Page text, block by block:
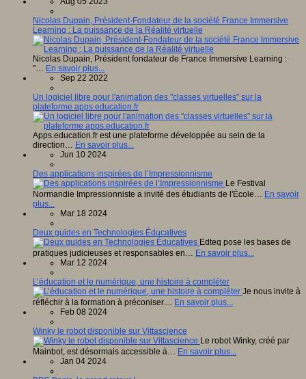
Nicolas Dupain, Président-Fondateur de la société France Immersive
Learning : La puissance de la Réalité virtuelle
Nicolas Dupain, Président fondateur de France Immersive Learning :
"… En savoir plus...
Sep 22 2022
Un logiciel libre pour l'animation des "classes virtuelles" sur la
plateforme apps.education.fr
Apps.education.fr est une plateforme développée au sein de la
direction… En savoir plus...
Jun 10 2024
Des applications inspirées de l’Impressionnisme
Le Festival
Normandie Impressionniste a invité des étudiants de l'École… En savoir
plus...
Mar 18 2024
Deux guides en Technologies Éducatives
Edteq pose les bases de
pratiques judicieuses et responsables en… En savoir plus...
Mar 12 2024
L’éducation et le numérique, une histoire à compléter
Je nous invite à
réfléchir à la formation à préconiser… En savoir plus...
Feb 08 2024
Winky le robot disponible sur Vittascience
Le robot Winky, créé par
Mainbot, est désormais accessible à… En savoir plus...
Jan 04 2024